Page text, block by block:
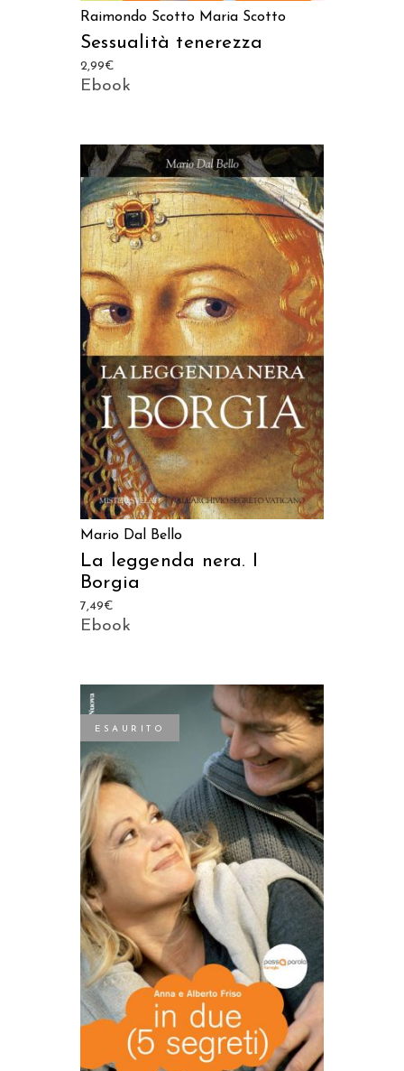
Raimondo Scotto Maria Scotto
Sessualità tenerezza
2,99€
Ebook
AGGIUNGI AL CARRELLO
Mario Dal Bello
La leggenda nera. I
Borgia
7,49€
Ebook
ESAURITO
LEGGI TUTTO